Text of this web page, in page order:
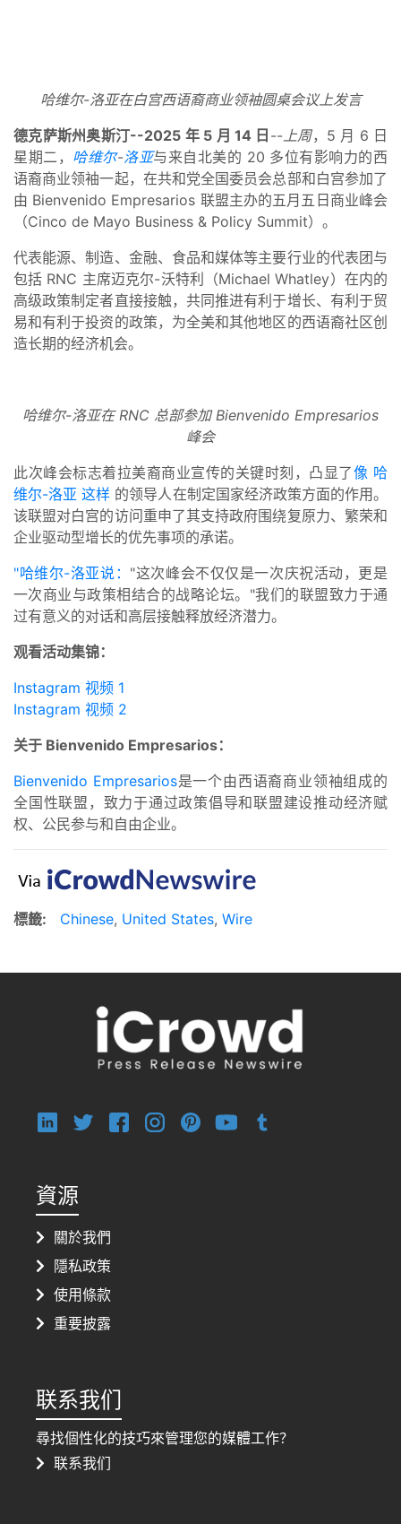
哈维尔-洛亚在白宫西语裔商业领袖圆桌会议上发言
德克萨斯州奥斯汀--2025 年 5 月 14 日 -- 上周，5 月 6 日
星期二， 哈维尔-洛亚与来自北美的 20 多位有影响力的西
语裔商业领袖一起，在共和党全国委员会总部和白宫参加了
由 Bienvenido Empresarios 联盟主办的五月五日商业峰会
（Cinco de Mayo Business & Policy Summit）。
代表能源、制造、金融、食品和媒体等主要行业的代表团与
包括 RNC 主席迈克尔-沃特利（Michael Whatley）在内的
高级政策制定者直接接触，共同推进有利于增长、有利于贸
易和有利于投资的政策，为全美和其他地区的西语裔社区创
造长期的经济机会。
哈维尔-洛亚在 RNC 总部参加 Bienvenido Empresarios
峰会
此次峰会标志着拉美裔商业宣传的关键时刻，凸显了像 哈
维尔-洛亚 这样 的领导人在制定国家经济政策方面的作用。
该联盟对白宫的访问重申了其支持政府围绕复原力、繁荣和
企业驱动型增长的优先事项的承诺。
"哈维尔-洛亚说： "这次峰会不仅仅是一次庆祝活动，更是
一次商业与政策相结合的战略论坛。"我们的联盟致力于通
过有意义的对话和高层接触释放经济潜力。
观看活动集锦：
Instagram 视频 1
Instagram 视频 2
关于 Bienvenido Empresarios：
Bienvenido Empresarios是一个由西语裔商业领袖组成的
全国性联盟，致力于通过政策倡导和联盟建设推动经济赋
权、公民参与和自由企业。
標籤: Chinese, United States, Wire
資源
關於我們
隱私政策
使用條款
重要披露
联系我们
尋找個性化的技巧來管理您的媒體工作？
联系我们